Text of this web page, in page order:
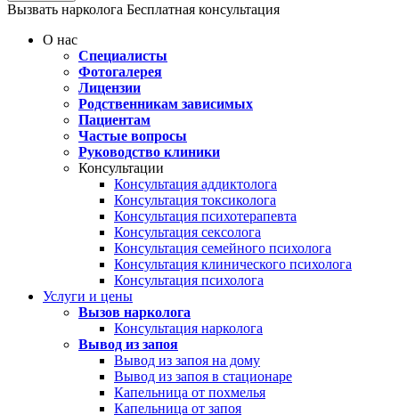
Вызвать нарколога Бесплатная консультация
О нас
Специалисты
Фотогалерея
Лицензии
Родственникам зависимых
Пациентам
Частые вопросы
Руководство клиники
Консультации
Консультация аддиктолога
Консультация токсиколога
Консультация психотерапевта
Консультация сексолога
Консультация семейного психолога
Консультация клинического психолога
Консультация психолога
Услуги и цены
Вызов нарколога
Консультация нарколога
Вывод из запоя
Вывод из запоя на дому
Вывод из запоя в стационаре
Капельница от похмелья
Капельница от запоя